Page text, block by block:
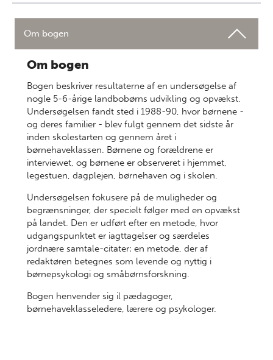
Om bogen
Om bogen
Bogen beskriver resultaterne af en undersøgelse af
nogle 5-6-årige landbobørns udvikling og opvækst.
Undersøgelsen fandt sted i 1988-90, hvor børnene -
og deres familier - blev fulgt gennem det sidste år
inden skolestarten og gennem året i
børnehaveklassen. Børnene og forældrene er
interviewet, og børnene er observeret i hjemmet,
legestuen, dagplejen, børnehaven og i skolen.
Undersøgelsen fokusere på de muligheder og
begrænsninger, der specielt følger med en opvækst
på landet. Den er udført efter en metode, hvor
udgangspunktet er iagttagelser og særdeles
jordnære samtale-citater; en metode, der af
redaktøren betegnes som levende og nyttig i
børnepsykologi og småbørnsforskning.
Bogen henvender sig il pædagoger,
børnehaveklasseledere, lærere og psykologer.